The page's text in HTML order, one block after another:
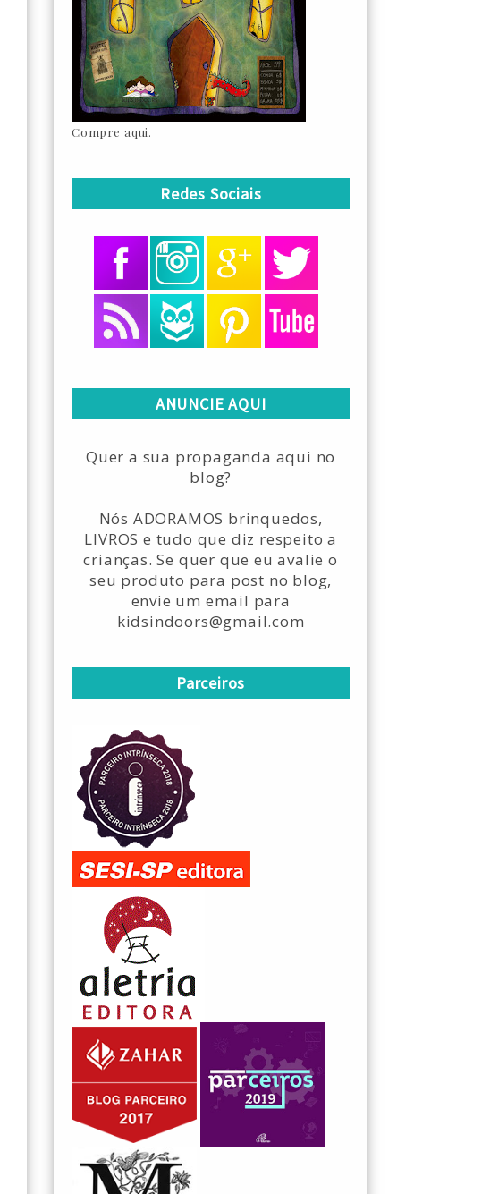
Compre aqui.
Redes Sociais
ANUNCIE AQUI
Quer a sua propaganda aqui no
blog?
Nós ADORAMOS brinquedos,
LIVROS e tudo que diz respeito a
crianças. Se quer que eu avalie o
seu produto para post no blog,
envie um email para
kidsindoors@gmail.com
Parceiros